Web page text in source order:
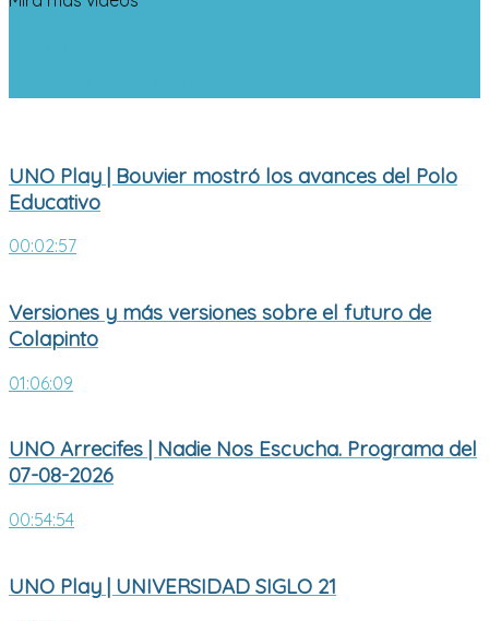
UNO Play | Bouvier mostró los avances del Polo
Educativo
00:02:57
Versiones y más versiones sobre el futuro de
Colapinto
01:06:09
UNO Arrecifes | Nadie Nos Escucha. Programa del
07-08-2026
00:54:54
UNO Play | UNIVERSIDAD SIGLO 21